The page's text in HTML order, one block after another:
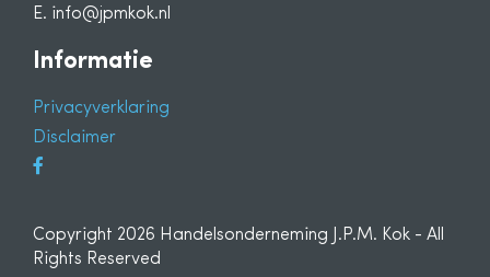
E. info@jpmkok.nl
Informatie
Privacyverklaring
Disclaimer
Copyright 2026 Handelsonderneming J.P.M. Kok - All
Rights Reserved